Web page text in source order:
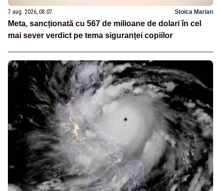
7 aug. 2026, 08:07 Stoica Marian
Meta, sancționată cu 567 de milioane de dolari în cel
mai sever verdict pe tema siguranței copiilor